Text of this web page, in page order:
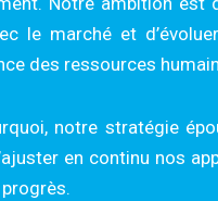
le marché et
des ressources
notre stratégie
en continu nos